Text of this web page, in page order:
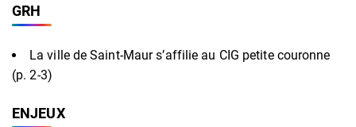
GRH
La ville de Saint-Maur s’affilie au CIG petite couronne
(p. 2-3)
ENJEUX